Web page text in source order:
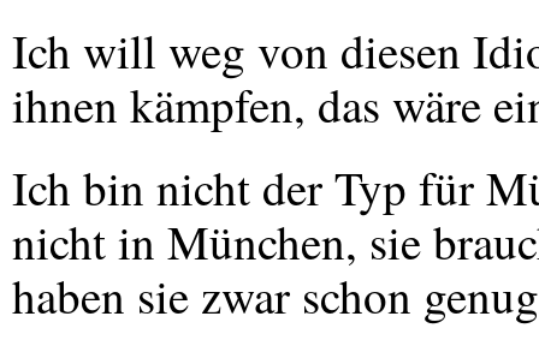
Ich will weg von diesen
ihnen kämpfen, das wäre
Ich bin nicht der Typ für
nicht in München, sie
haben sie zwar schon